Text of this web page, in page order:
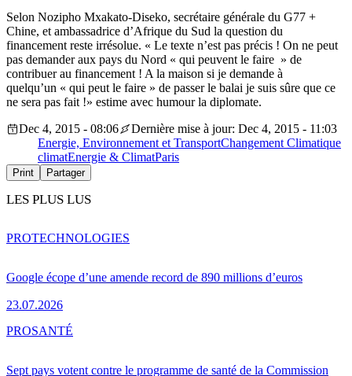
Selon Nozipho Mxakato-Diseko, secrétaire générale du G77 +
Chine, et ambassadrice d’Afrique du Sud la question du
financement reste irrésolue. « Le texte n’est pas précis ! On ne peut
pas demander aux pays du Nord « qui peuvent le faire » de
contribuer au financement ! A la maison si je demande à
quelqu’un « qui peut le faire » de passer le balai je suis sûre que ce
ne sera pas fait !» estime avec humour la diplomate.
Dec 4, 2015 - 08:06
Dernière mise à jour: Dec 4, 2015 - 11:03
Energie, Environnement et TransportChangement Climatique
climatEnergie & ClimatParis
Print Partager
LES PLUS LUS
Google écope d’une amende record de 890 millions d’euros
23.07.2026
PROTECHNOLOGIES
Sept pays votent contre le programme de santé de la Commission
PROSANTÉ